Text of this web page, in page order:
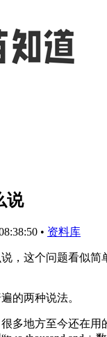
说
• 资料库
，这个问题看似
的两种说法。
多地方至今还在用